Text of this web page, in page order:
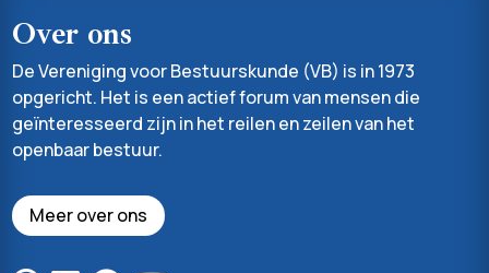
Over ons
De Vereniging voor Bestuurskunde (VB) is in 1973
opgericht. Het is een actief forum van mensen die
geïnteresseerd zijn in het reilen en zeilen van het
openbaar bestuur.
Meer over ons